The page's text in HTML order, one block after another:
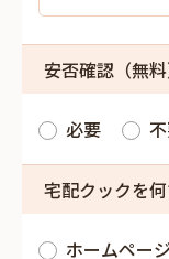
安否確認（無料
必要
宅配クックを
ホームページ